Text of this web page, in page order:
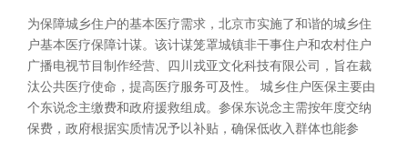
为保障城乡住户的基本医疗需求，北京市实施了和谐的城乡住
户基本医疗保障计谋。该计谋笼罩城镇非干事住户和农村住户
广播电视节目制作经营、四川戎亚文化科技有限公司，旨在裁
汰公共医疗使命，提高医疗服务可及性。 城乡住户医保主要由
个东说念主缴费和政府援救组成。参保东说念主需按年度交纳
保费，政府根据实质情况予以补贴，确保低收入群体也能参